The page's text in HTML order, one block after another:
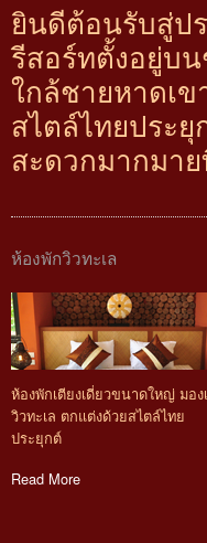
ยินดีต้อนรับสู่ป
รีสอร์ทตั้งอยู่บ
ใกล้ชายหาดเ
สไตล์ไทยประ
สะดวกมากมา
ห้องพักวิวทะเล
ห้องพักเตียงเดี่ยวขนาดใหญ่ มอง
วิวทะเล ตกแต่งด้วยสไตล์ไทย
ประยุกต์
Read More